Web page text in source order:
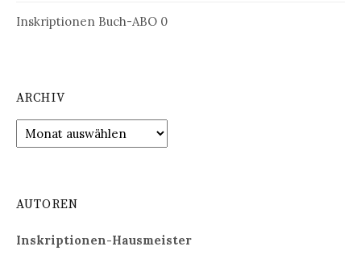
Inskriptionen Buch-ABO 0
ARCHIV
Archiv
AUTOREN
Inskriptionen-Hausmeister